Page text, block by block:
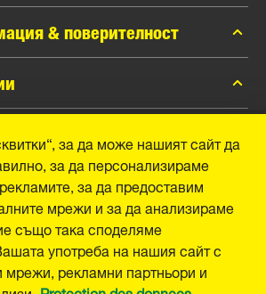
& поверителност
данни
GmbH
126
2545
hummel.com
за да може нашият сайт да
за да персонализираме
за да предоставим
мрежи и за да анализираме
също така споделяме
употреба на нашия сайт с
рекламни партньори и